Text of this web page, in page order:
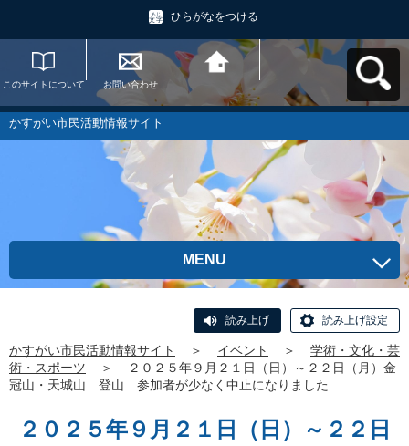
ひらがなをつける
このサイトについて お問い合わせ
かすがい市民活動情
報サイトへ戻る
かすがい市民活動情報サイト
MENU
読み上げ 読み上げ設定
かすがい市民活動情報サイト ＞ イベント ＞
学術・文化・芸
術・スポーツ
＞
２０２５年９月２１日（日）～２２日（月）金
冠山・天城山 登山 参加者が少なく中止になりました
２０２５年９月２１日（日）～２２日